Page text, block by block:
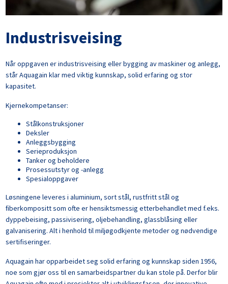
Industrisveising
Når oppgaven er industrisveising eller bygging av maskiner og anlegg,
står Aquagain klar med viktig kunnskap, solid erfaring og stor
kapasitet.
Kjernekompetanser:
Stålkonstruksjoner
Deksler
Anleggsbygging
Serieproduksjon
Tanker og beholdere
Prosessutstyr og -anlegg
Spesialoppgaver
Løsningene leveres i aluminium, sort stål, rustfritt stål og
ﬁberkompositt som ofte er hensiktsmessig etterbehandlet med f.eks.
dyppebeising, passivisering, oljebehandling, glassblåsing eller
galvanisering. Alt i henhold til miljøgodkjente metoder og nødvendige
sertifiseringer.
Aquagain har opparbeidet seg solid erfaring og kunnskap siden 1956,
noe som gjør oss til en samarbeidspartner du kan stole på. Derfor blir